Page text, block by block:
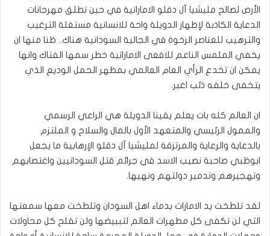
الأرض لصالح مليشيا آل دقلو الاماراتية في حين تطلق مهرجانات
الدعاية الكاذبة لإظهار الدويلة واحة للانسانية مستغلة الترغيب
والترهيب للعناصر الرخوة في الجالية السودانية هناك.. ظنا منها ان
يخفي الملمس الناعم للافعى الاماراتية خطر سمها الفتاك وانها
يمكن ان تخدع الرأي العام العالمي بمظهر الحمل الوديع الذي
يتخفى خلفه ذئب اغبر.
ان العالم كله بات يعلم يقينا الدويلة هي الراعي الرسمي
والممول الرئيسي والمتعهد الأول بالمال والسلاح و الملتزم
بالدعاية والرعاية والمرتزقة لمليشيا آل دقلو الإرهابية ما يجعل
ابوظبي صاحبة نصيب الاسد في جرائم قتل السودانيين واغتصابهم
وتهجيرهم وتدمير دولتهم ونهيها.
لقد تلطخت يد الامارات بدماء اهل السودان وتلطخت معها سمعتها
التي لن تكفى كل مطهرات العالم لتببيضها ولن تفلح كل محاولات